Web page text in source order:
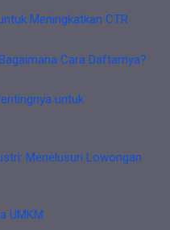
Meningkatkan CTR
Cara Daftarnya?
untuk
Menelusuri Lowongan
UMKM